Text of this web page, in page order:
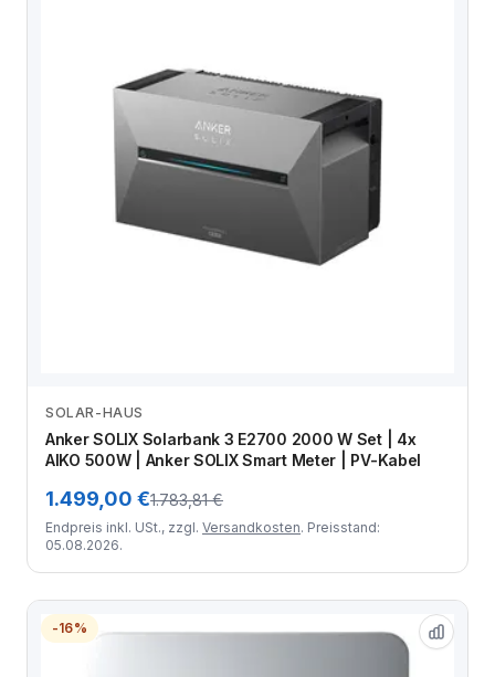
SOLAR-HAUS
Anker SOLIX Solarbank 3 E2700 2000 W Set | 4x
AIKO 500W | Anker SOLIX Smart Meter | PV-Kabel
1.499,00 €1.783,81 €
Endpreis inkl. USt., zzgl. Versandkosten. Preisstand:
05.08.2026.
-16%